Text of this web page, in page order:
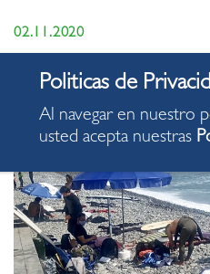
02.11.2020
Al navegar en nuestro
usted acepta nuestras